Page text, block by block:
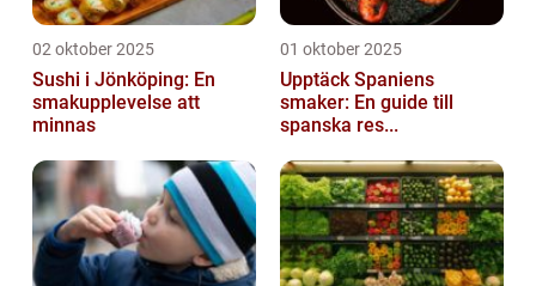
02 oktober 2025
Sushi i Jönköping: En
smakupplevelse att
minnas
01 oktober 2025
Upptäck Spaniens
smaker: En guide till
spanska res...